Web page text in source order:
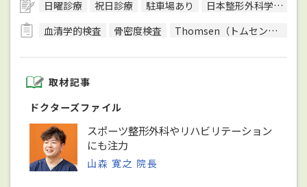
日曜診療 祝日診療 駐車場あり
日本整形外科学会整形外科専門医
血清学的検査
骨密度検査 Thomsen（トムセン）テスト
取材記事
ドクターズファイル
スポーツ整形外科やリハビリテーション
にも注力
山森 寛之 院長